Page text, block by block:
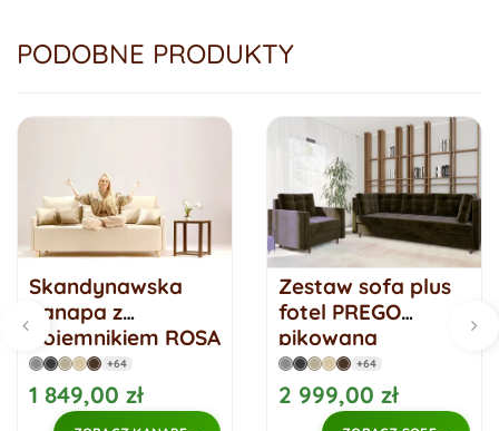
PODOBNE PRODUKTY
Skandynawska
kanapa z
pojemnikiem ROSA
+64
1 849,00 zł
Zestaw sofa plus
fotel PREGO
pikowana
skandynawska
kanapa
+64
2 999,00 zł